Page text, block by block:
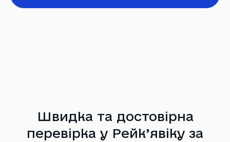
Швидка та достовірна
перевірка у Рейк’явіку за